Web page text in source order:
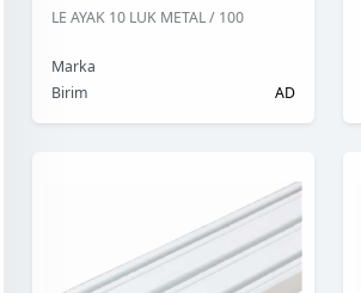
LE AYAK 10 LUK METAL / 100
Marka
Birim
AD